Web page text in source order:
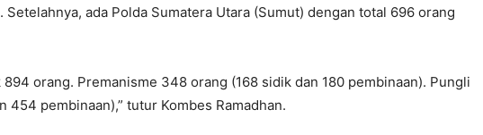
Setelahnya, ada Polda Sumatera Utara (Sumut) dengan total 696 orang
894 orang. Premanisme 348 orang (168 sidik dan 180 pembinaan). Pungli
454 pembinaan),” tutur Kombes Ramadhan.